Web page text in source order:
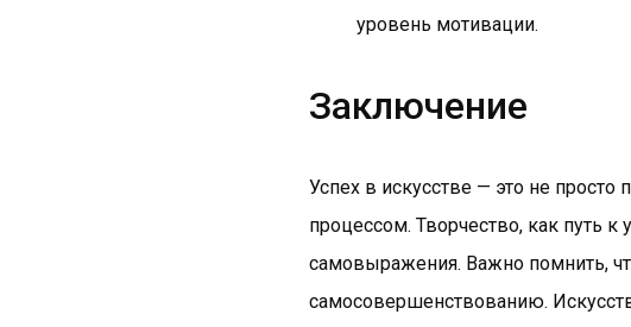
уровень мотивации.
Заключение
Успех в искусстве — это не
процессом. Творчество, как путь
самовыражения. Важно помнить,
самосовершенствованию.